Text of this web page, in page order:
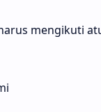
mengikuti